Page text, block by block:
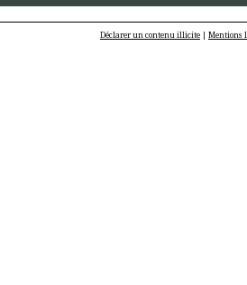
Déclarer un contenu illicite | Mentions